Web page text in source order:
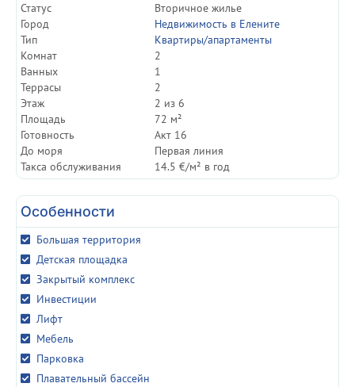
Статуc
Вторичное жилье
Город
Недвижимость в Елените
Тип
Квартиры/апартаменты
Комнат
2
Ванных
1
Террасы
2
Этаж
2 из 6
Площадь
72 м²
Готовность
Акт 16
До моря
Первая линия
Такса обслуживания
14.5 €/м² в год
Особенности
Большая территория
Детская площадка
Закрытый комплекс
Инвестиции
Лифт
Мебель
Парковка
Плавательный бассейн